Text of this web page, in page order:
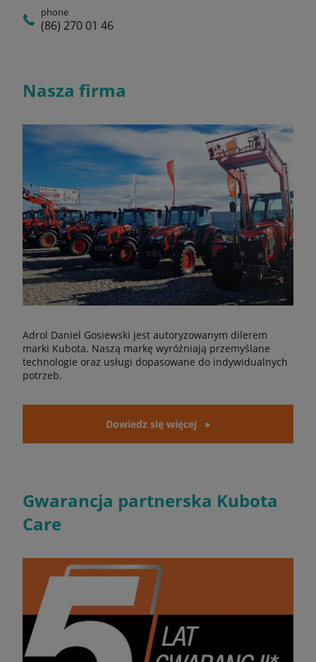
phone
(86) 270 01 46
Nasza firma
Adrol Daniel Gosiewski jest autoryzowanym dilerem
marki Kubota. Naszą markę wyróżniają przemyślane
technologie oraz usługi dopasowane do indywidualnych
potrzeb.
Dowiedz się więcej
Gwarancja partnerska Kubota
Care